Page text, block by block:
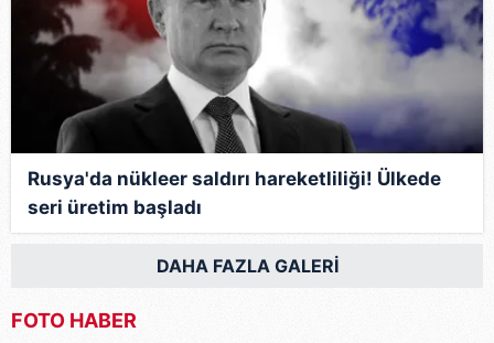
Rusya'da nükleer saldırı hareketliliği! Ülkede
seri üretim başladı
DAHA FAZLA GALERİ
FOTO HABER